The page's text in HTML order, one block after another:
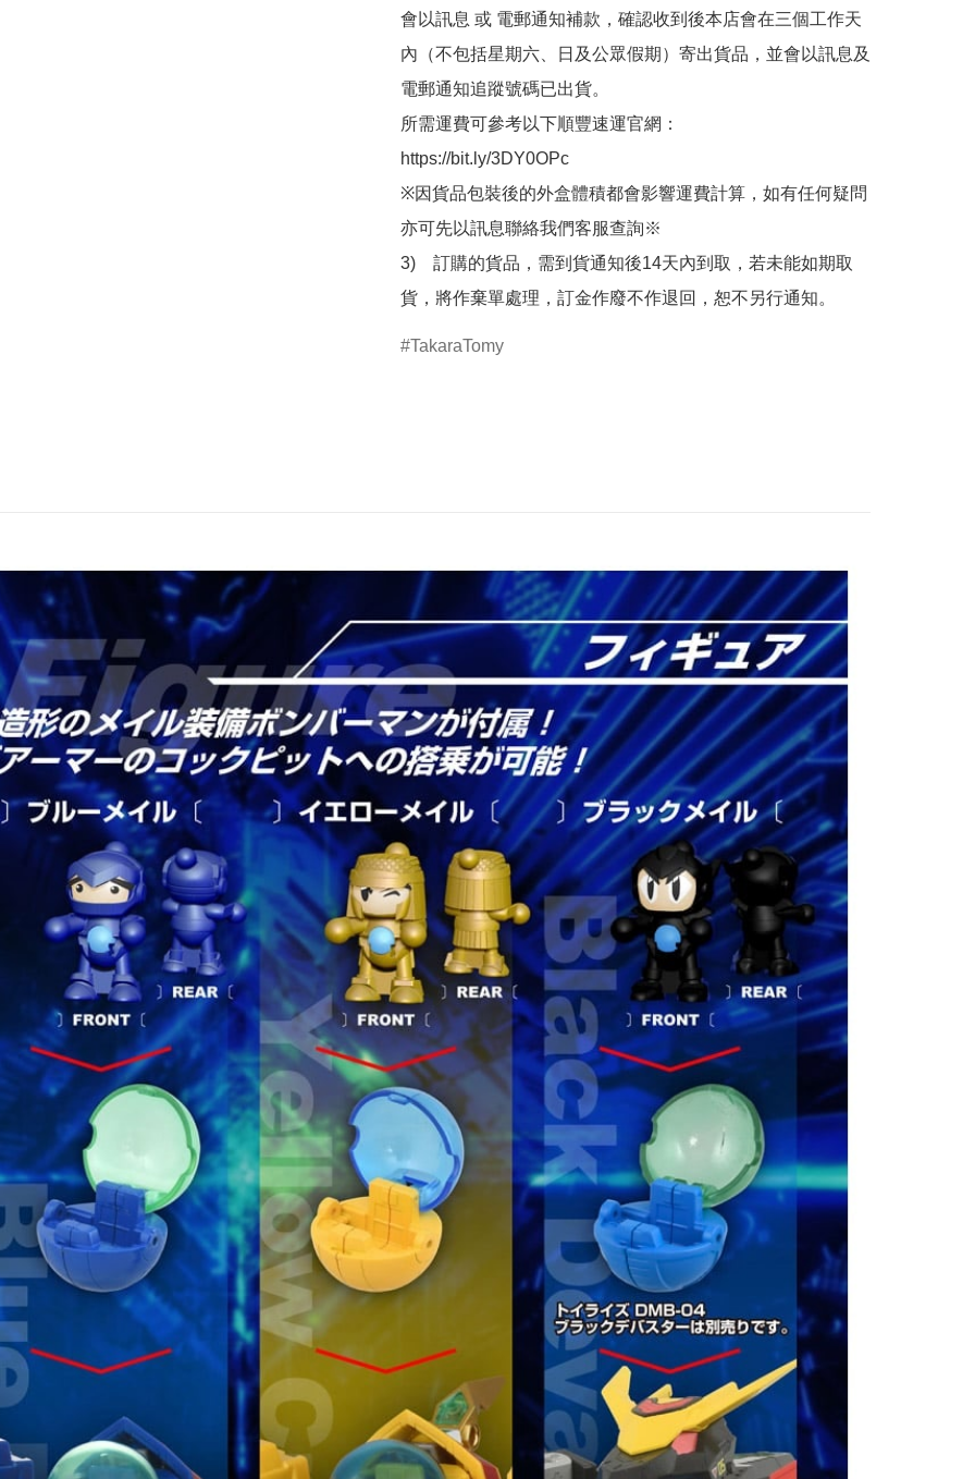
會以訊息 或 電郵通知補款，確認收到後本店會在三個工作天
內（不包括星期六、日及公眾假期）寄出貨品，並會以訊息及
電郵通知追蹤號碼已出貨。
所需運費可參考以下順豐速運官網：
https://bit.ly/3DY0OPc
※因貨品包裝後的外盒體積都會影響運費計算，如有任何疑問
亦可先以訊息聯絡我們客服查詢※
3)　訂購的貨品，需到貨通知後14天內到取，若未能如期取
貨，將作棄單處理，訂金作廢不作退回，恕不另行通知。
TakaraTomy